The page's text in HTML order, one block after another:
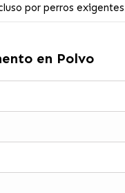
por perros
en Polvo